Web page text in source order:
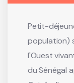
Petit-
population)
l'Ouest
du Sénégal